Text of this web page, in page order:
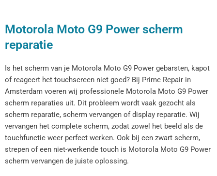
Motorola Moto G9 Power scherm
reparatie
Is het scherm van je Motorola Moto G9 Power gebarsten, kapot
of reageert het touchscreen niet goed? Bij Prime Repair in
Amsterdam voeren wij professionele Motorola Moto G9 Power
scherm reparaties uit. Dit probleem wordt vaak gezocht als
scherm reparatie, scherm vervangen of display reparatie. Wij
vervangen het complete scherm, zodat zowel het beeld als de
touchfunctie weer perfect werken. Ook bij een zwart scherm,
strepen of een niet-werkende touch is Motorola Moto G9 Power
scherm vervangen de juiste oplossing.